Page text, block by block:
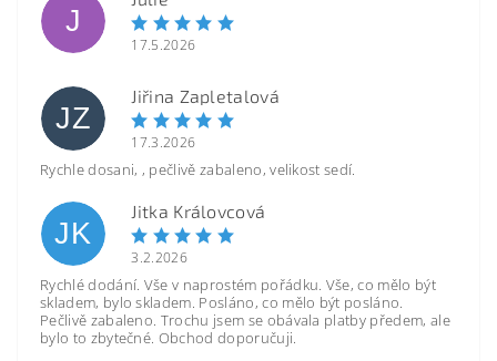
J
17.5.2026
JZ
Jiřina Zapletalová
17.3.2026
Rychle dosani, , pečlivě zabaleno, velikost sedí.
JK
Jitka Královcová
3.2.2026
Rychlé dodání. Vše v naprostém pořádku. Vše, co mělo být
skladem, bylo skladem. Posláno, co mělo být posláno.
Pečlivě zabaleno. Trochu jsem se obávala platby předem, ale
bylo to zbytečné. Obchod doporučuji.